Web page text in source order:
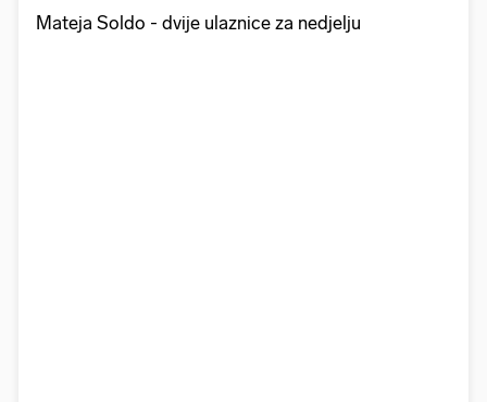
Mateja Soldo - dvije ulaznice za nedjelju